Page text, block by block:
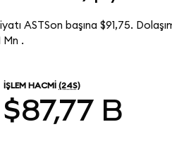
ASTSon başına $91,75.
Mn .
İŞLEM HACMI (24S)
$87,77 B